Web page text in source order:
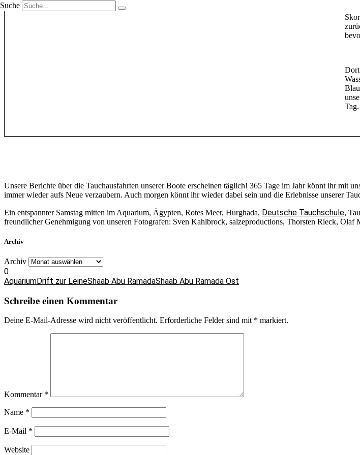
Suche
Unsere Berichte über die Tauchausfahrten unserer Boote erscheinen täglich! 365 Tage im Jahr könnt ihr mit
immer wieder aufs Neue verzaubern. Auch morgen könnt ihr wieder dabei sein und die Erlebnisse unserer
Ein entspannter Samstag mitten im Aquarium, Ägypten, Rotes Meer, Hurghada, Deutsche Tauchschule,
freundlicher Genehmigung von unseren Fotografen: Sven Kahlbrock, salzeproductions, Thorsten Rieck, Olaf
Archiv
Archiv
0
AquariumDrift zur LeineShaab Abu RamadaShaab Abu Ramada Ost
Schreibe einen Kommentar
Deine E-Mail-Adresse wird nicht veröffentlicht. Erforderliche Felder sind mit * markiert.
Kommentar *
Name *
E-Mail *
Website